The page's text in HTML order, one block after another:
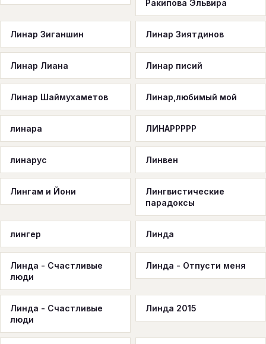
Ракипова Эльвира
Линар Зиганшин Линар Зиятдинов
Линар Лиана Линар писий
Линар Шаймухаметов Линар,любимый мой
линара ЛИНАРРРРР
линарус Линвен
Лингам и Йони
Лингвистические
парадоксы
лингер Линда
Линда - Счастливые
люди
Линда - Отпусти меня
Линда - Счастливые
люди
Линда 2015